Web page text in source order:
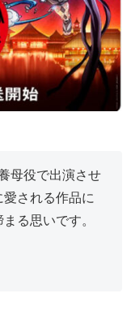
母役で出演させ
される作品に
る思いです。